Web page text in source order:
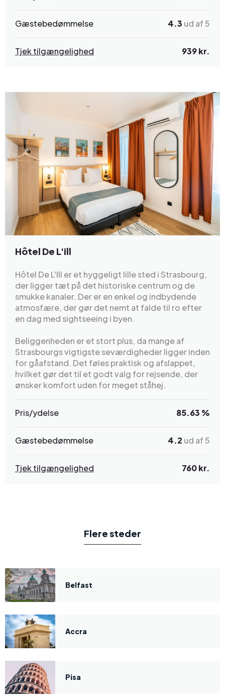
Gæstebedømmelse 4.3 ud af 5
Tjek tilgængelighed 939 kr.
Hôtel De L'ill
Hôtel De L'Ill er et hyggeligt lille sted i Strasbourg,
der ligger tæt på det historiske centrum og de
smukke kanaler. Der er en enkel og indbydende
atmosfære, der gør det nemt at falde til ro efter
en dag med sightseeing i byen.
Beliggenheden er et stort plus, da mange af
Strasbourgs vigtigste seværdigheder ligger inden
for gåafstand. Det føles praktisk og afslappet,
hvilket gør det til et godt valg for rejsende, der
ønsker komfort uden for meget ståhej.
Pris/ydelse 85.63 %
Gæstebedømmelse 4.2 ud af 5
Tjek tilgængelighed 760 kr.
Flere steder
Belfast
Accra
Pisa